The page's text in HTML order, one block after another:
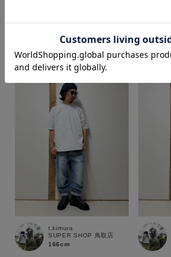
商品タイプ
通常商品
セール価格
在庫
在庫あり
SUPER SHOP 鳥取店
t.kimura
SUPER SHOP 鳥取店
166cm